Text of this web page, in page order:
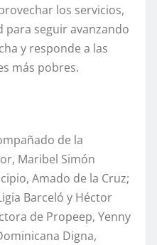
los servicios,
seguir avanzando
y responde a las
más pobres.
de la
Maribel Simón
Amado de la Cruz;
Barceló y Héctor
de Propeep, Yenny
Digna,